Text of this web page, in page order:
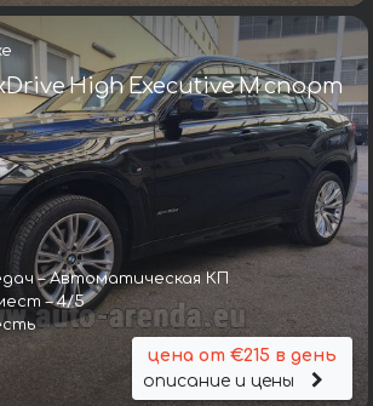
High Executive M спорт
– Автоматическая КП
– 4/5
цена от €215 в день
описание и цены